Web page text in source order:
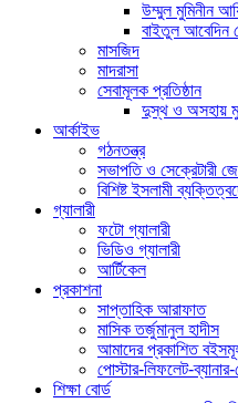
উম্মুল মুমিনীন
বাইতুল আবেদিন
মাসজিদ
মাদরাসা
সেবামূলক প্রতিষ্ঠান
দুস্থ ও অসহায়
আর্কাইভ
গঠনতন্ত্র
সভাপতি ও সেক্রেটারী
বিশিষ্ট ইসলামী
গ্যালারী
ফটো গ্যালারী
ভিডিও গ্যালারী
আর্টিকেল
প্রকাশনা
সাপ্তাহিক আরাফাত
মাসিক তর্জুমানুল হাদীস
আমাদের প্রকাশিত
পোস্টার-লিফলেট-
শিক্ষা বোর্ড